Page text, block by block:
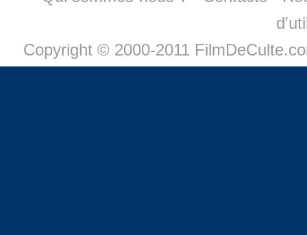
Copyright © 2000-2011